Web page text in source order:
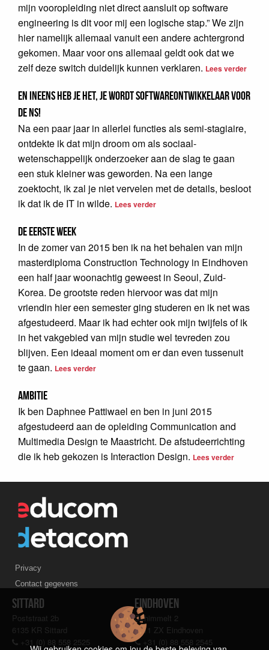
mijn vooropleiding niet direct aansluit op software
engineering is dit voor mij een logische stap.” We zijn
hier namelijk allemaal vanuit een andere achtergrond
gekomen. Maar voor ons allemaal geldt ook dat we
zelf deze switch duidelijk kunnen verklaren. Lees verder
En ineens heb je het, je wordt softwareontwikkelaar voor
de NS!
Na een paar jaar in allerlei functies als semi-stagiaire,
ontdekte ik dat mijn droom om als sociaal-
wetenschappelijk onderzoeker aan de slag te gaan
een stuk kleiner was geworden. Na een lange
zoektocht, ik zal je niet vervelen met de details, besloot
ik dat ik de IT in wilde. Lees verder
De eerste week
In de zomer van 2015 ben ik na het behalen van mijn
masterdiploma Construction Technology in Eindhoven
een half jaar woonachtig geweest in Seoul, Zuid-
Korea. De grootste reden hiervoor was dat mijn
vriendin hier een semester ging studeren en ik net was
afgestudeerd. Maar ik had echter ook mijn twijfels of ik
in het vakgebied van mijn studie wel tevreden zou
blijven. Een ideaal moment om er dan even tussenuit
te gaan. Lees verder
Ambitie
Ik ben Daphnee Pattiwael en ben in juni 2015
afgestudeerd aan de opleiding Communication and
Multimedia Design te Maastricht. De afstudeerrichting
die ik heb gekozen is Interaction Design. Lees verder
Privacy
Contact gegevens
Sittard
Poststraat 2b
6135 KR Sittard
+31 (0) 88 558 2525
Eindhoven
Schimmelt 2
5611 ZX Eindhoven
+31 (0) 88 558 2545